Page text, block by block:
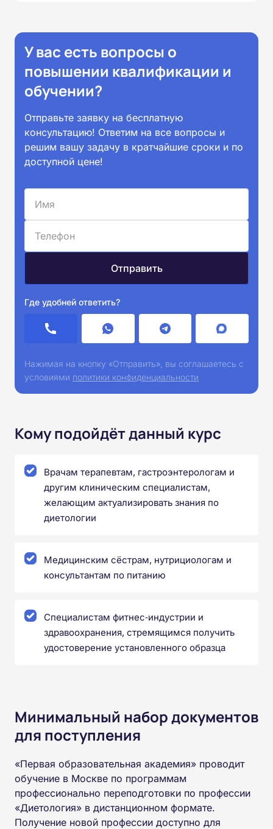
У вас есть вопросы о
повышении квалификации и
обучении?
Отправьте заявку на бесплатную
консультацию! Ответим на все вопросы и
решим вашу задачу в кратчайшие сроки и по
доступной цене!
Где удобней ответить?
Нажимая на кнопку «Отправить», вы соглашаетесь с
условиями политики конфиденциальности
Кому подойдёт данный курс
Врачам терапевтам, гастроэнтерологам и
другим клиническим специалистам,
желающим актуализировать знания по
диетологии
Медицинским сёстрам, нутрициологам и
консультантам по питанию
Специалистам фитнес‑индустрии и
здравоохранения, стремящимся получить
удостоверение установленного образца
Минимальный набор документов
для поступления
«Первая образовательная академия» проводит
обучение в Москве по программам
профессионально переподготовки по профессии
«Диетология» в дистанционном формате.
Получение новой профессии доступно для